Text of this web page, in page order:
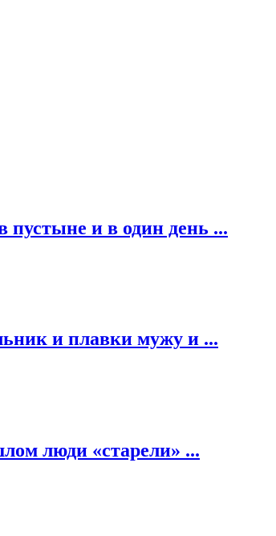
пустыне и в один день ...
и плавки мужу и ...
люди «старели» ...